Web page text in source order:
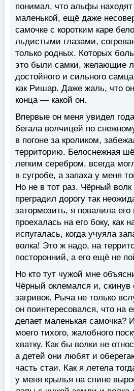
понимал, что альфы находят
маленькой, ещё даже
самочке с коротким каре
льдистыми глазами,
только родных. Которых
это были самки, желающие
достойного и сильного
как Ришар. Даже жаль, что
конца — какой он.
Впервые он меня увидел
бегала волчицей по
в погоне за кроликом,
территорию. Белоснежная
легким серебром, всегда
в сугробе, а запаха у меня
Но не в тот раз. Чёрный
преградил дорогу так
затормозить, я повалила его
проехалась на его боку, как
испугалась, когда учуяла
волка! Это ж надо, на
посторонний, а его ещё не
Но кто тут чужой мне
Чёрный оклемался и, скинув
загривок. Рыча не только
он поинтересовался, что на
делает маленькая самочка?
моего тихого, жалобного
хватку. Как бы волки не
а детей они любят и
часть стаи. Как я летела
у меня крылья на спине